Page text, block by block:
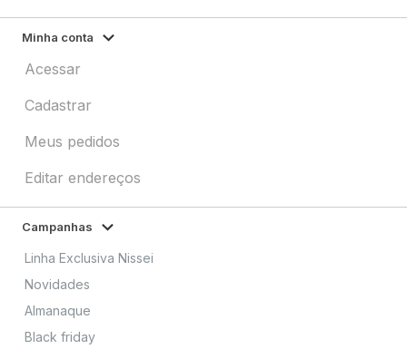
Minha conta
Acessar
Cadastrar
Meus pedidos
Editar endereços
Campanhas
Linha Exclusiva Nissei
Novidades
Almanaque
Black friday